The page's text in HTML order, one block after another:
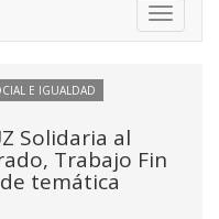
Toggle
E IGUALDAD
Solidaria al
Trabajo Fin
temática